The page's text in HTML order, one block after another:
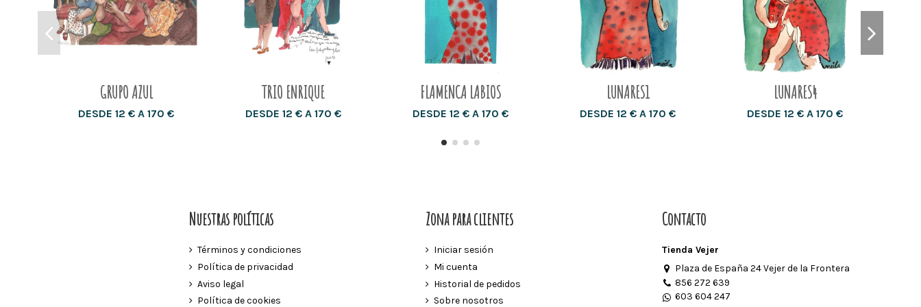
GRUPO AZUL
DESDE 12 € A 170 €
TRIO ENRIQUE
DESDE 12 € A 170 €
FLAMENCA LABIOS
DESDE 12 € A 170 €
LUNARES1
DESDE 12 € A 170 €
LUNARES4
DESDE 12 € A 170 €
Nuestras políticas
Términos y condiciones
Política de privacidad
Aviso legal
Política de cookies
Zona para clientes
Iniciar sesión
Mi cuenta
Historial de pedidos
Sobre nosotros
Contacto
Tienda Vejer
Plaza de España 24 Vejer de la Frontera
856 272 639
603 604 247